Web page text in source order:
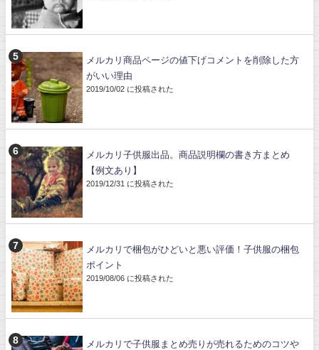
メルカリ商品ページの値下げコメントを削除した方
がいい理由
2019/10/02 に投稿された
メルカリ子供服出品。商品説明欄の書き方まとめ
【例文あり】
2019/12/31 に投稿された
メルカリで梱包がひどいと悪い評価！子供服の梱包
ポイント
2019/08/06 に投稿された
メルカリで子供服まとめ売りが売れるためのコツや